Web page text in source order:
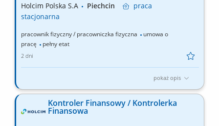
kontroli z...
Holcim Polska S.A Piechcin
praca
stacjonarna
pracownik fizyczny / pracowniczka fizyczna
umowa o
pracę
pełny etat
2 dni
pokaż opis
Zakres obowiązków: Wykonywanie badań laboratoryjnych
kruszyw i mieszanek kruszyw zgodnie z obowiązującymi
normami. Kontrola jakości produktów oraz analiza wyników
badań. Sporządzanie raportów, deklaracji i świadectw jakości.
Kontroler Finansowy / Kontrolerka
Finansowa